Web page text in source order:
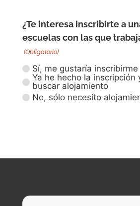
¿Te interesa inscribirte a
escuelas con las que
(Obligatorio)
Sí, me gustaría inscribirme
Ya he hecho la inscripción
buscar alojamiento
No, sólo necesito